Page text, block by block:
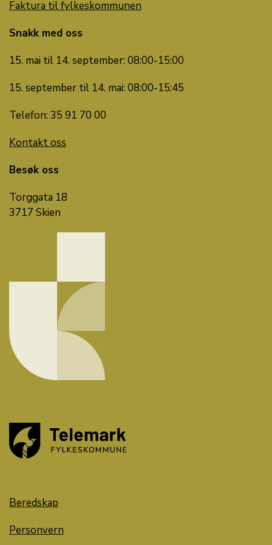
Faktura til fylkeskommunen
Snakk med oss
15. mai til 14. september: 08:00-15:00
15. september til 14. mai: 08:00-15:45
Telefon: 35 91 70 00
Kontakt oss
Besøk oss
Torggata 18
3717 Skien
Beredskap
Personvern